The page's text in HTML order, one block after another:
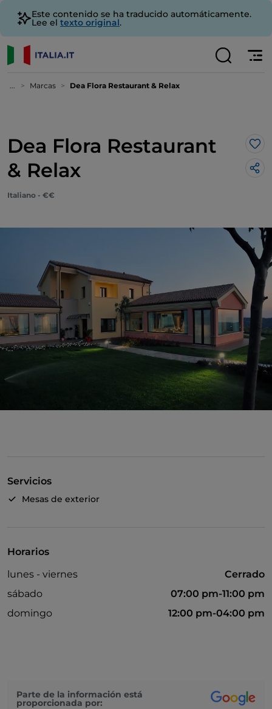
Este contenido se ha traducido automáticamente.
Lee el texto original.
... Marcas Dea Flora Restaurant & Relax
Dea Flora Restaurant
& Relax
Me
Italiano - €€
Servicios
Mesas de exterior
Horarios
lunes - viernes
Cerrado
sábado
07:00 pm-11:00 pm
domingo
12:00 pm-04:00 pm
Parte de la información está
proporcionada por: